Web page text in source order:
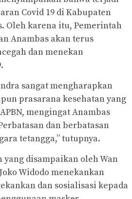
Covid 19 di Kabupaten
Oleh karena itu, Pemerintah
Anambas akan terus
dan menekan
sangat mengharapkan
prasarana kesehatan yang
mengingat Anambas
dan berbatasan
tetangga,” tutupnya.
disampaikan oleh Wan
Widodo menekankan
dan sosialisasi kepada